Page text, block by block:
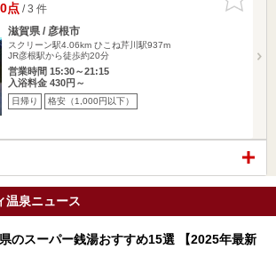
りに追加
点/ 3 件
滋賀県 / 彦根市
スクリーン駅4.06km ひこね芹川駅937m
JR彦根駅から徒歩約20分
営業時間 15:30～21:15
入浴料金 430円～
日帰り 格安（1,000円以下）
温泉ニュース
のスーパー銭湯おすすめ15選 【2025年最新